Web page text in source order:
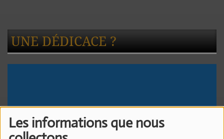
Les informations que nous
UNE DÉDICACE ?